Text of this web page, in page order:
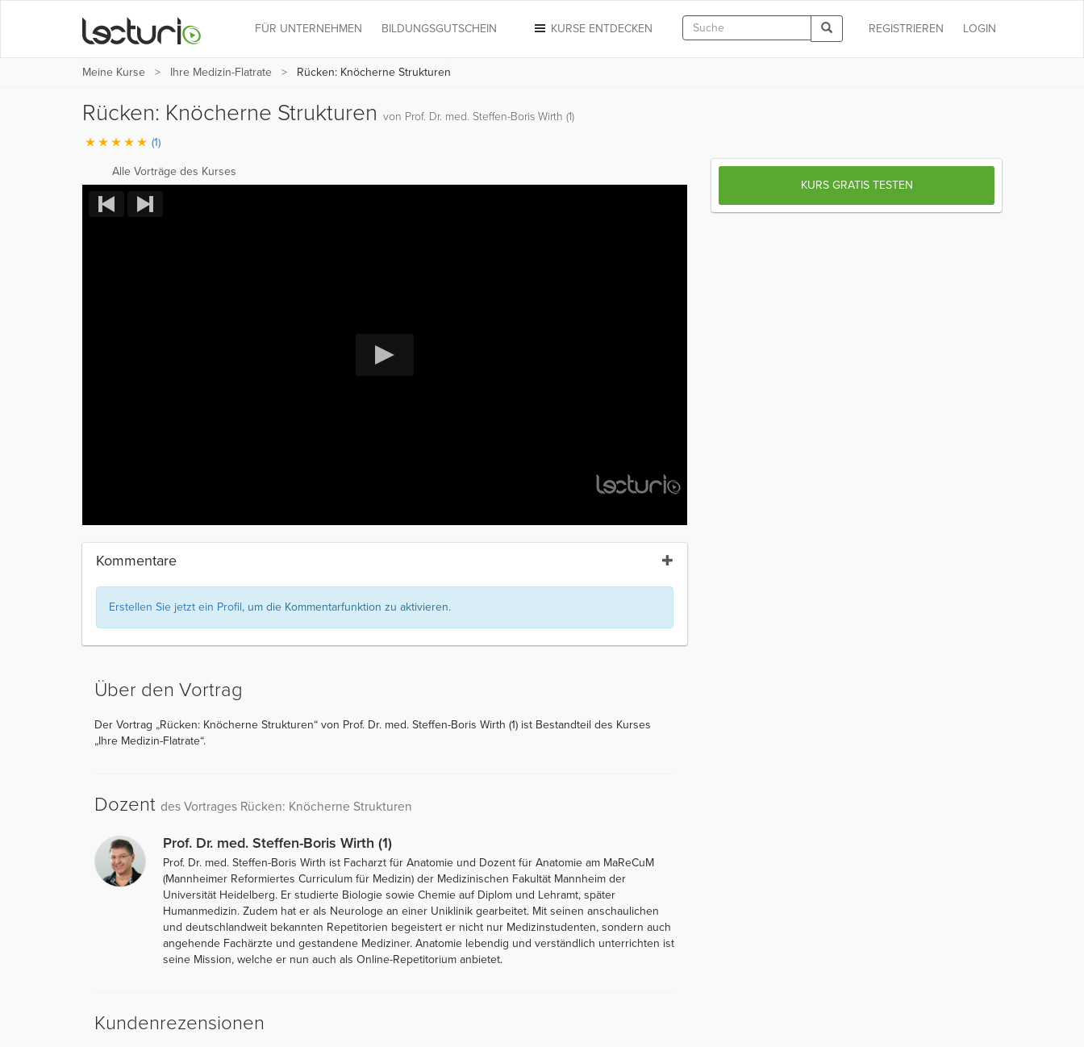
LOGIN
REGISTRIEREN
KURSE ENTDECKEN
FÜR UNTERNEHMEN BILDUNGSGUTSCHEIN
Meine Kurse Ihre Medizin-Flatrate Rücken: Knöcherne Strukturen
Rücken: Knöcherne Strukturen von Prof. Dr. med. Steffen-Boris Wirth (1)
(1)
Alle Vorträge des Kurses
Kommentare
Erstellen Sie jetzt ein Profil, um die Kommentarfunktion zu aktivieren.
Über den Vortrag
Der Vortrag „Rücken: Knöcherne Strukturen“ von Prof. Dr. med. Steffen-Boris Wirth (1) ist Bestandteil des Kurses
„Ihre Medizin-Flatrate“.
Dozent des Vortrages Rücken: Knöcherne Strukturen
Prof. Dr. med. Steffen-Boris Wirth (1)
Prof. Dr. med. Steffen-Boris Wirth ist Facharzt für Anatomie und Dozent für Anatomie am MaReCuM
(Mannheimer Reformiertes Curriculum für Medizin) der Medizinischen Fakultät Mannheim der
Universität Heidelberg. Er studierte Biologie sowie Chemie auf Diplom und Lehramt, später
Humanmedizin. Zudem hat er als Neurologe an einer Uniklinik gearbeitet. Mit seinen anschaulichen
und deutschlandweit bekannten Repetitorien begeistert er nicht nur Medizinstudenten, sondern auch
angehende Fachärzte und gestandene Mediziner. Anatomie lebendig und verständlich unterrichten ist
seine Mission, welche er nun auch als Online-Repetitorium anbietet.
Kundenrezensionen
KURS GRATIS TESTEN